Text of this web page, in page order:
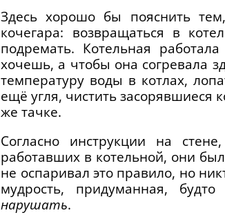
Здесь хорошо бы пояснить
кочегара: возвращаться в
подремать. Котельная
хочешь, а чтобы она согревала
температуру воды в котлах,
ещё угля, чистить засорявшиеся
же тачке.
Согласно инструкции на
работавших в котельной, они
не оспаривал это правило, но
мудрость, придуманная,
нарушать.